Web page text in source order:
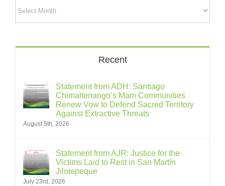
Recent
Statement from ADH: Santiago
Chimaltenango’s Mam Communities
Renew Vow to Defend Sacred Territory
Against Extractive Threats
August 5th, 2026
Statement from AJR: Justice for the
Victims Laid to Rest in San Martín
Jilotepeque
July 23rd, 2026